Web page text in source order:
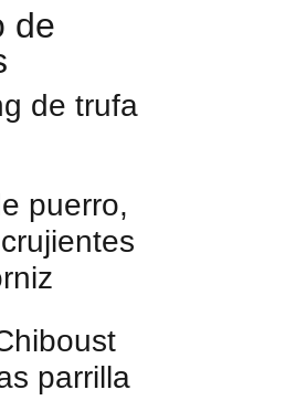
de
de trufa
puerro,
parrilla